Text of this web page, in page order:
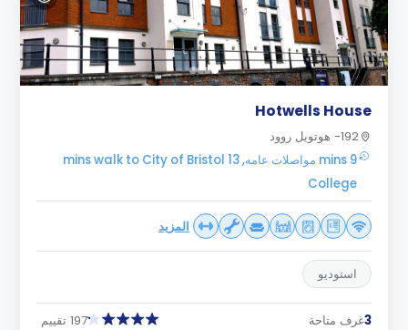
Hotwells House
192- هوتويل روود
9 mins مواصلات عامه, 13 mins walk to City of Bristol
College
المزيد
استوديو
3غرف متاحة 197 تقييم